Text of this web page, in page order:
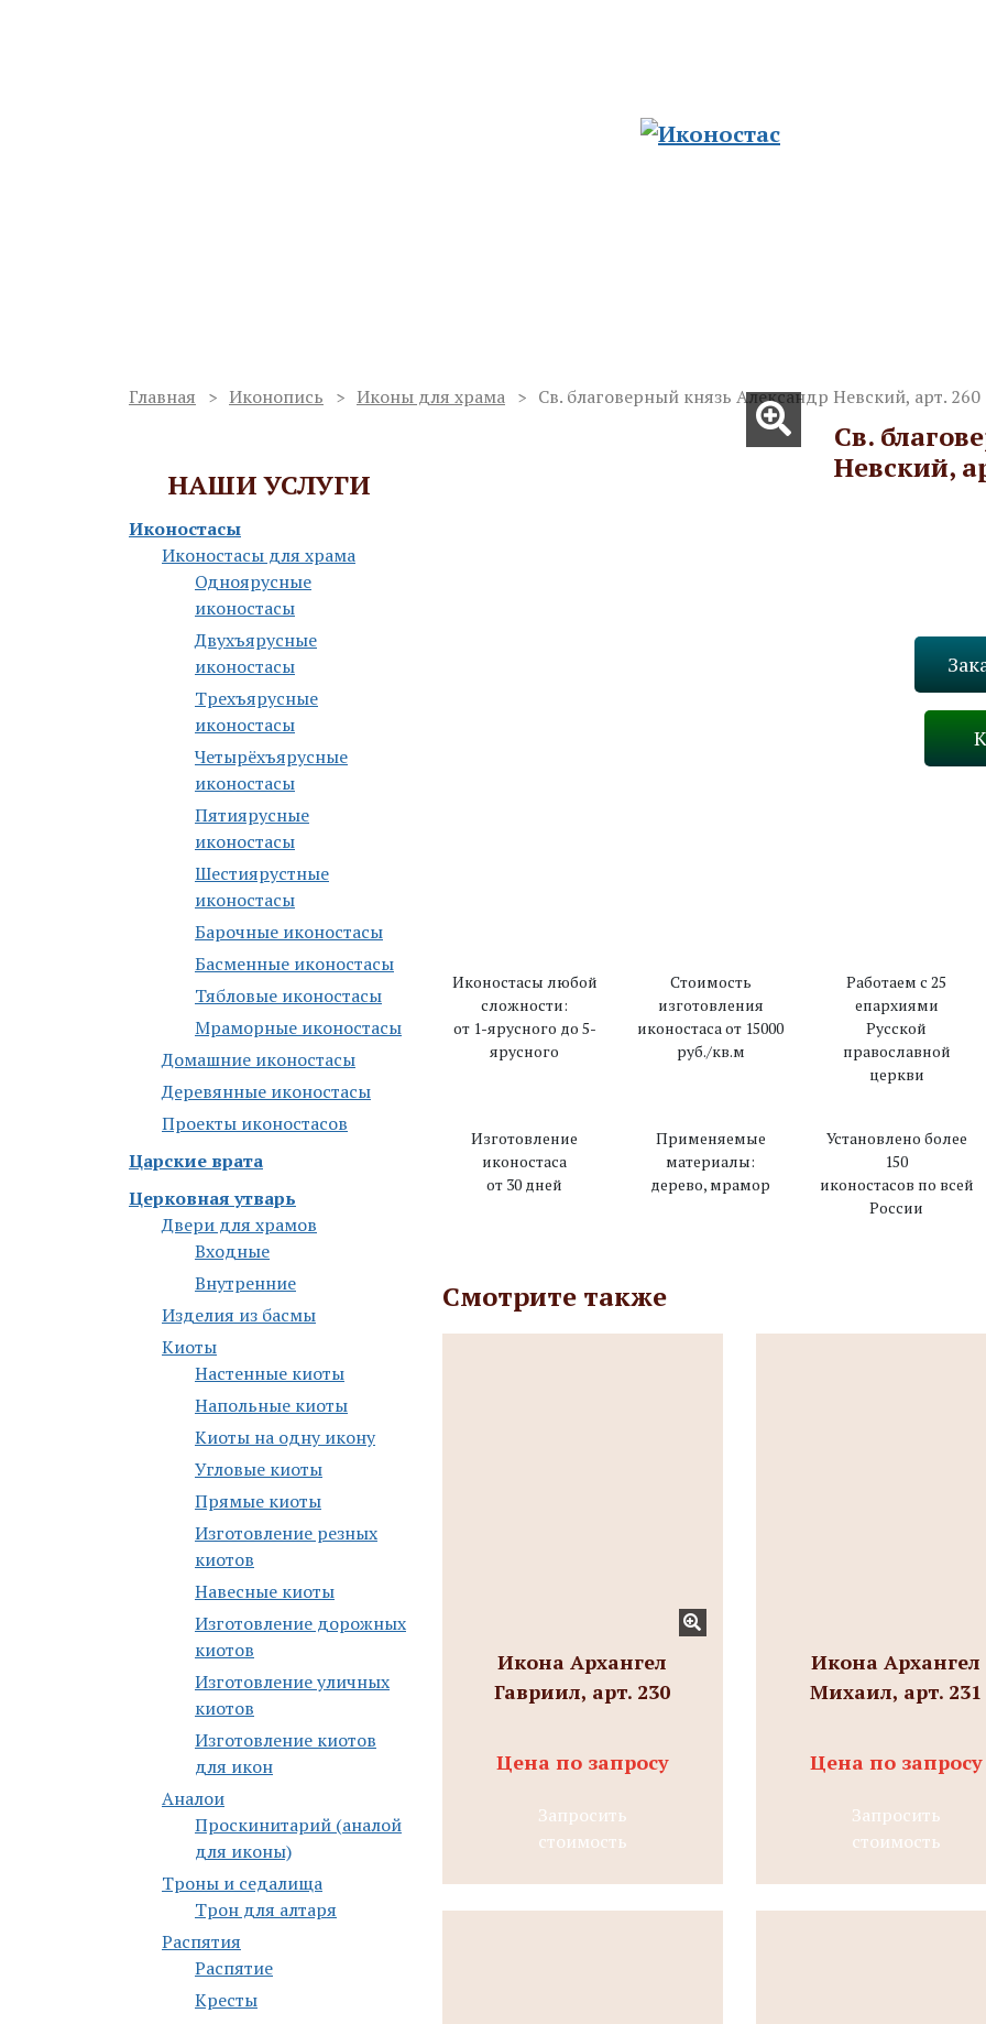
Главная Иконопись Иконы для храма Св. благоверный князь Александр Невский, арт. 260
НАШИ УСЛУГИ
Иконостасы
Иконостасы для храма
Одноярусные
иконостасы
Двухъярусные
иконостасы
Трехъярусные
иконостасы
Четырёхъярусные
иконостасы
Пятиярусные
иконостасы
Шестиярустные
иконостасы
Барочные иконостасы
Басменные иконостасы
Тябловые иконостасы
Мраморные иконостасы
Дoмaшниe икoнoстaсы
Деревянные иконостасы
Проекты иконостасов
Царские врата
Церковная утварь
Двери для храмов
Входные
Внутренние
Изделия из басмы
Киоты
Настенные киоты
Напольные киоты
Киоты на одну икону
Угловые киоты
Прямые киоты
Изготовление резных
киотов
Навесные киоты
Изготовление дорожных
киотов
Изготовление уличных
киотов
Изготовление киотов
для икон
Аналои
Проскинитарий (аналой
для иконы)
Троны и седалища
Трон для алтаря
Распятия
Распятие
Кресты
Св.
Невский,
Иконостасы любой
сложности:
от 1-ярусного до 5-
ярусного
Стоимость
изготовления
иконостаса от 15000
руб./кв.м
Работаем с 25
епархиями
Русской
православной
церкви
Изготовление
иконостаса
от 30 дней
Применяемые
материалы:
дерево, мрамор
Установлено более
150
иконостасов по всей
России
Смотрите также
Икона Архангел
Гавриил, арт. 230
Цена по запросу
Запросить
стоимость
Икона Архангел
Михаил, арт. 231
Цена по запросу
Запросить
стоимость